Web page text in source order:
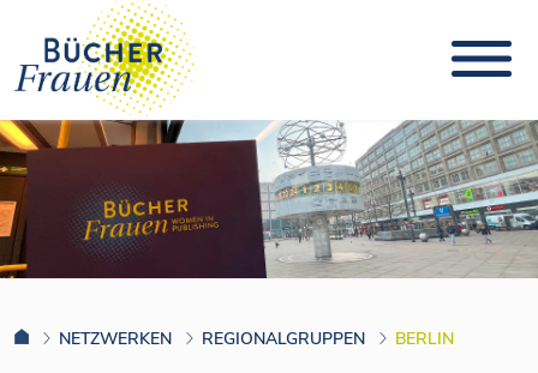
NETZWERKEN REGIONALGRUPPEN BERLIN